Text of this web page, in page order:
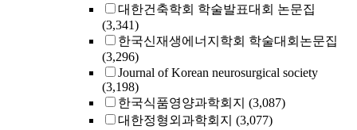
대한건축학회 학술발표대회 논문집
(3,341)
한국신재생에너지학회 학술대회논문집
(3,296)
Journal of Korean neurosurgical society
(3,198)
한국식품영양과학회지 (3,087)
대한정형외과학회지 (3,077)